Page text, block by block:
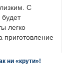
С
легко
приготовление
ни «крути»!